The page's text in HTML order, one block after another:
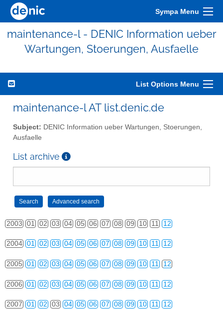
Sympa Menu
maintenance-l - DENIC Information ueber
Wartungen, Stoerungen, Ausfaelle
List Options Menu
maintenance-l AT list.denic.de
Subject: DENIC Information ueber Wartungen, Stoerungen,
Ausfaelle
List archive
2003 01 02 03 04 05 06 07 08 09 10 11 12
2004 01 02 03 04 05 06 07 08 09 10 11 12
2005 01 02 03 04 05 06 07 08 09 10 11 12
2006 01 02 03 04 05 06 07 08 09 10 11 12
2007 01 02 03 04 05 06 07 08 09 10 11 12